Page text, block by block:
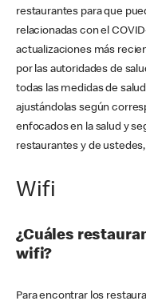
restaurantes para que
relacionadas con el
actualizaciones más
por las autoridades de
todas las medidas de
ajustándolas según
enfocados en la salud y
restaurantes y de
Wifi
¿Cuáles
wifi?
Para encontrar los